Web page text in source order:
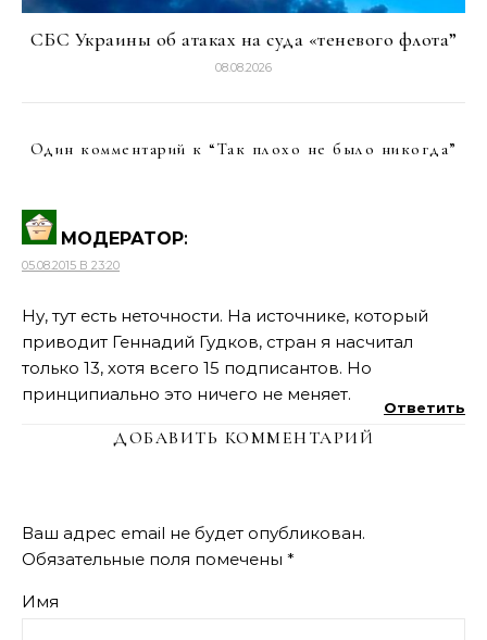
СБС Украины об атаках на суда «теневого флота”
08.08.2026
Один комментарий к “Так плохо не было никогда”
МОДЕРАТОР:
05.08.2015 В 23:20
Ну, тут есть неточности. На источнике, который
приводит Геннадий Гудков, стран я насчитал
только 13, хотя всего 15 подписантов. Но
принципиально это ничего не меняет.
Ответить
ДОБАВИТЬ КОММЕНТАРИЙ
Ваш адрес email не будет опубликован.
Обязательные поля помечены *
Имя